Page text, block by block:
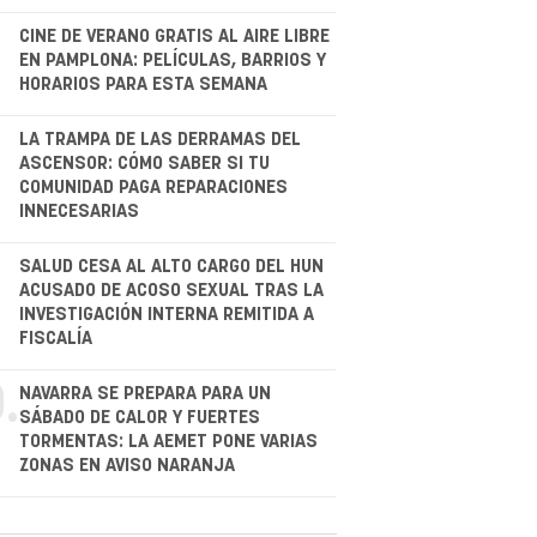
CINE DE VERANO GRATIS AL AIRE LIBRE
EN PAMPLONA: PELÍCULAS, BARRIOS Y
HORARIOS PARA ESTA SEMANA
LA TRAMPA DE LAS DERRAMAS DEL
ASCENSOR: CÓMO SABER SI TU
COMUNIDAD PAGA REPARACIONES
INNECESARIAS
SALUD CESA AL ALTO CARGO DEL HUN
ACUSADO DE ACOSO SEXUAL TRAS LA
INVESTIGACIÓN INTERNA REMITIDA A
FISCALÍA
NAVARRA SE PREPARA PARA UN
SÁBADO DE CALOR Y FUERTES
TORMENTAS: LA AEMET PONE VARIAS
ZONAS EN AVISO NARANJA